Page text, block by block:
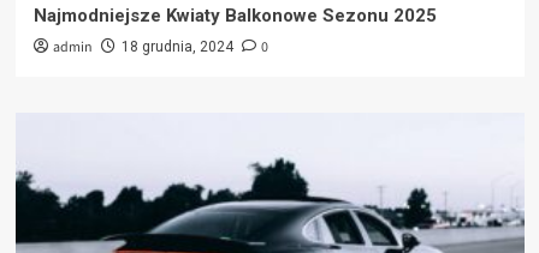
Najmodniejsze Kwiaty Balkonowe Sezonu 2025
admin 18 grudnia, 2024 0